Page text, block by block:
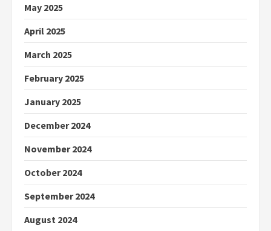
May 2025
April 2025
March 2025
February 2025
January 2025
December 2024
November 2024
October 2024
September 2024
August 2024